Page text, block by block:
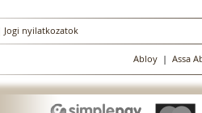
Jogi nyilatkozatok
Abloy| Assa